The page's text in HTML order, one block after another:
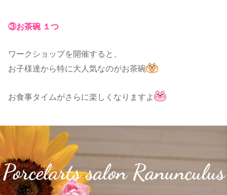
③お茶碗 １つ
ワークショップを開催すると、
お子様達から特に大人気なのがお茶碗
お食事タイムがさらに楽しくなりますよ